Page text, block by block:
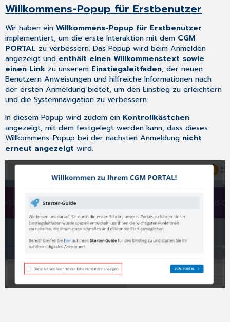
Einwilligung während
Registrierungsprozesses
Spot-
Hilfe
E-
Mail-
Benachrichtigungen
Bereinigung
der Benachrichtigungsliste
Mobilgeräte
–
Popup-
Nachricht
bei
niedriger
SUPPORT
Live
Agent
Chat-
Unterstützung
Verbesserte
Benutzererfahrung
Support-
Neugestaltung
Willkommens-Popup für Erstbenutzer
Wir haben einWillkommens-Popup für Erstbenutzer
implementiert, um die erste Interaktion mit dem CGM
PORTAL zu verbessern. Das Popup wird beim Anmelden
angezeigt und enthält einen Willkommenstext sowie
einen Link zu unserem Einstiegsleitfaden, der neuen
Benutzern Anweisungen und hilfreiche Informationen nach
der ersten Anmeldung bietet, um den Einstieg zu erleichtern
und die Systemnavigation zu verbessern.
In diesem Popup wird zudem ein Kontrollkästchen
angezeigt, mit dem festgelegt werden kann, dass dieses
Willkommens-Popup bei der nächsten Anmeldung nicht
erneut angezeigt wird.